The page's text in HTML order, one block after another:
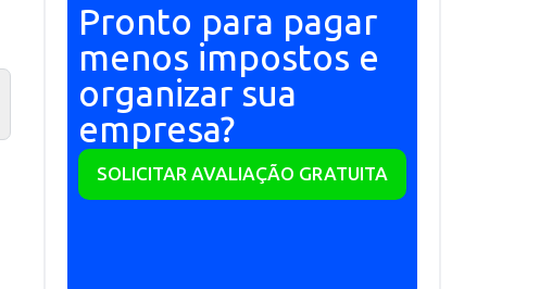
Pronto para pagar
menos impostos e
organizar sua
empresa?
SOLICITAR AVALIAÇÃO GRATUITA